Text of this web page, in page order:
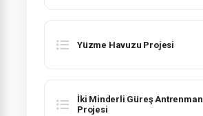
Yüzme Havuzu Projesi
İki Minderli Güreş Antrenman
Projesi